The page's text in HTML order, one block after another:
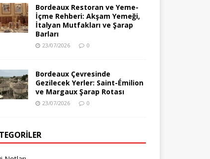
Bordeaux Restoran ve Yeme-
İçme Rehberi: Akşam Yemeği,
İtalyan Mutfakları ve Şarap
Barları
23/07/2026 0
Bordeaux Çevresinde
Gezilecek Yerler: Saint-Émilion
ve Margaux Şarap Rotası
23/07/2026 0